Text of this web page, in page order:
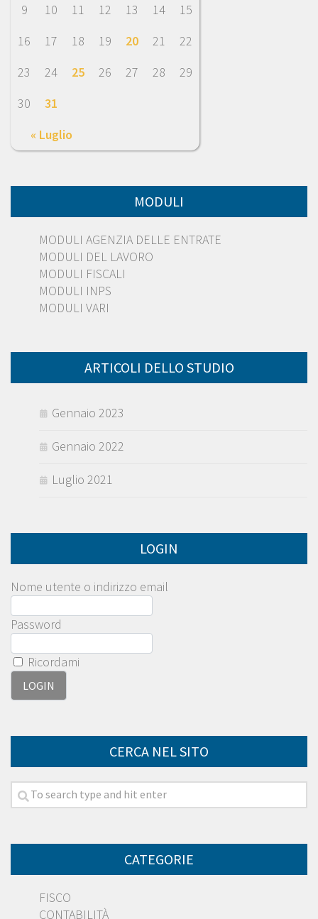
« Luglio
9
10 11 12 13 14
15
16
17 18 19 20 21
22
23
24 25 26 27 28
29
30
31
MODULI
MODULI AGENZIA DELLE ENTRATE
MODULI DEL LAVORO
MODULI FISCALI
MODULI INPS
MODULI VARI
ARTICOLI DELLO STUDIO
Gennaio 2023
Gennaio 2022
Luglio 2021
LOGIN
Nome utente o indirizzo email
Password
Ricordami
CERCA NEL SITO
CATEGORIE
FISCO
CONTABILITÀ